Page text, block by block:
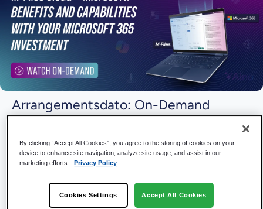
Arrangementsdato: On-Demand
Microsoft: Fordeler og muligheter med
din Microsoft 365-investering
skal gå over til M-Files Skyen er ikke bare en teknisk
By clicking “Accept All Cookies”, you agree to the storing of cookies on your
device to enhance site navigation, analyze site usage, and assist in our
marketing efforts.
Privacy Policy
Cookies Settings Accept All Cookies